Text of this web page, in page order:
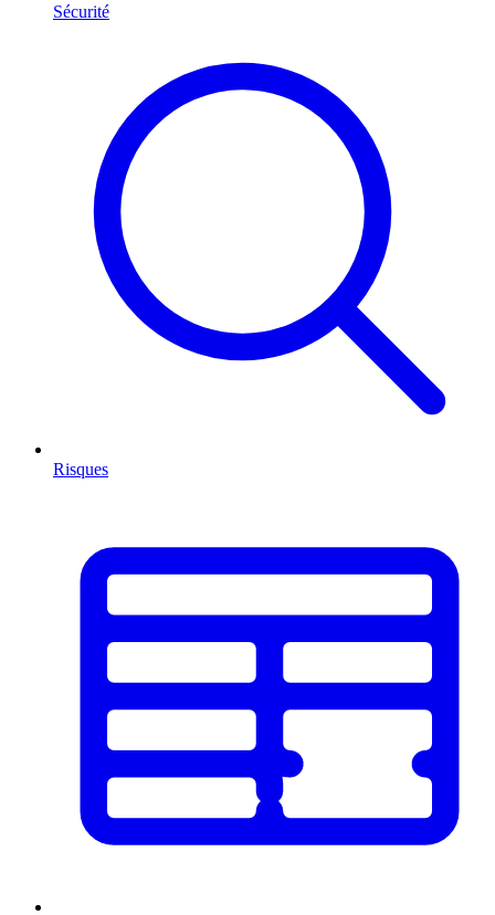
Sécurité
Risques